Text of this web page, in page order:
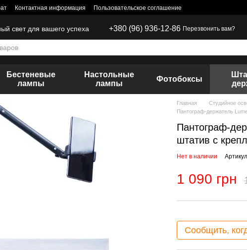
Контактная информация Пользовательское соглашение
свет для вашего успеха +380 (96) 936-12-86 Перезвонить вам?
Бестеневые
лампы
Настольные
лампы
Фотобоксы
Главная Студийное
Пантограф-держатель
Пантограф-
штатив с
Нет в наличии
1 090 грн
Сообщить,